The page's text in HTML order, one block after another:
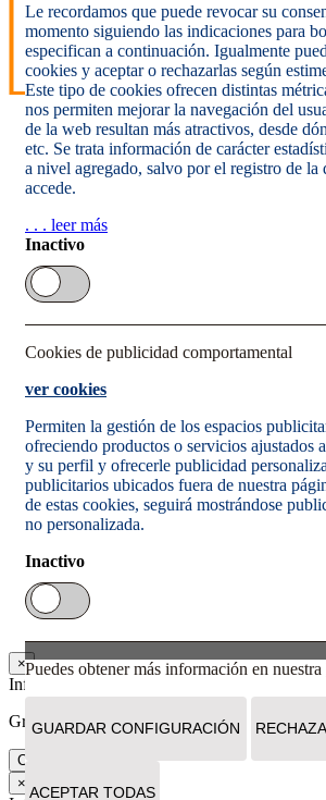
×
Información
Gracias. Tu suscripción se ha realizado
Cerrar
×
Le recordamos que puede revocar su
momento siguiendo las indicaciones para
especifican a continuación. Igualmente
cookies y aceptar o rechazarlas según
Este tipo de cookies ofrecen distintas
nos permiten mejorar la navegación del
de la web resultan más atractivos, desde
etc. Se trata información de carácter
a nivel agregado, salvo por el registro de la
accede.
. . . leer más
Inactivo
Cookies de publicidad comportamental
ver cookies
Permiten la gestión de los espacios
ofreciendo productos o servicios ajustados
y su perfil y ofrecerle publicidad
publicitarios ubicados fuera de nuestra
de estas cookies, seguirá mostrándose
no personalizada.
Inactivo
Puedes obtener más información en nuestra
GUARDAR CONFIGURACIÓN
ACEPTAR TODAS